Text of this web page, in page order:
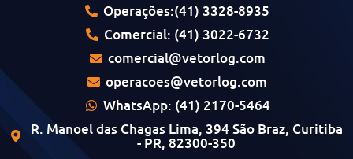
Operações:(41) 3328-8935
Comercial: (41) 3022-6732
comercial@vetorlog.com
operacoes@vetorlog.com
WhatsApp: (41) 2170-5464
R. Manoel das Chagas Lima, 394 São Braz, Curitiba
- PR, 82300-350